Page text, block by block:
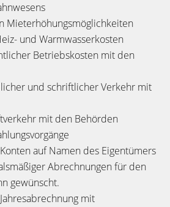
Mieterhöhungsmöglichkeiten
und Warmwasserkosten
Betriebskosten mit den
und schriftlicher Verkehr mit
mit den Behörden
auf Namen des Eigentümers
Abrechnungen für den
gewünscht.
mit